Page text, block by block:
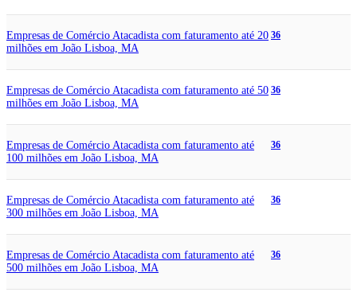
Empresas de Comércio Atacadista com faturamento até 20
milhões em João Lisboa, MA
36
Empresas de Comércio Atacadista com faturamento até 50
milhões em João Lisboa, MA
36
Empresas de Comércio Atacadista com faturamento até
100 milhões em João Lisboa, MA
36
Empresas de Comércio Atacadista com faturamento até
300 milhões em João Lisboa, MA
36
Empresas de Comércio Atacadista com faturamento até
500 milhões em João Lisboa, MA
36